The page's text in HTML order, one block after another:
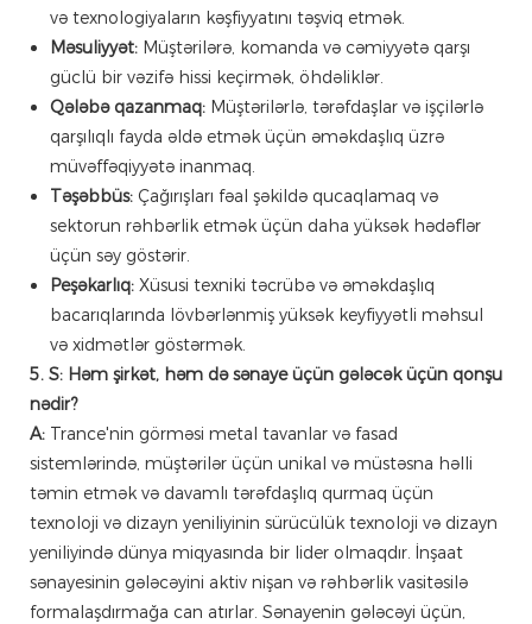
və texnologiyaların kəşfiyyatını təşviq etmək.
Məsuliyyət: Müştərilərə, komanda və cəmiyyətə qarşı
güclü bir vəzifə hissi keçirmək, öhdəliklər.
Qələbə qazanmaq: Müştərilərlə, tərəfdaşlar və işçilərlə
qarşılıqlı fayda əldə etmək üçün əməkdaşlıq üzrə
müvəffəqiyyətə inanmaq.
Təşəbbüs: Çağırışları fəal şəkildə qucaqlamaq və
sektorun rəhbərlik etmək üçün daha yüksək hədəflər
üçün səy göstərir.
Peşəkarlıq: Xüsusi texniki təcrübə və əməkdaşlıq
bacarıqlarında lövbərlənmiş yüksək keyfiyyətli məhsul
və xidmətlər göstərmək.
5. S: Həm şirkət, həm də sənaye üçün gələcək üçün qonşu
nədir?
A: Trance'nin görməsi metal tavanlar və fasad
sistemlərində, müştərilər üçün unikal və müstəsna həlli
təmin etmək və davamlı tərəfdaşlıq qurmaq üçün
texnoloji və dizayn yeniliyinin sürücülük texnoloji və dizayn
yeniliyində dünya miqyasında bir lider olmaqdır. İnşaat
sənayesinin gələcəyini aktiv nişan və rəhbərlik vasitəsilə
formalaşdırmağa can atırlar. Sənayenin gələcəyi üçün,